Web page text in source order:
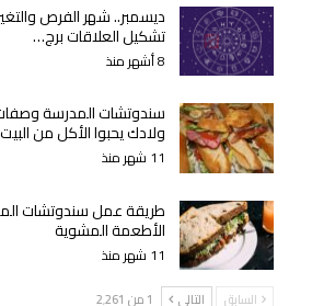
ديسمبر.. شهر الفرص
تشكيل العلاقات برج…
8 أشهر منذ
سندوتشات المدرسة
ولادك يحبوا الأكل من البيت
11 شهر منذ
طريقة عمل سندوتشات
الأطعمة المشوية
11 شهر منذ
السابق التالي 1 من 2٬261